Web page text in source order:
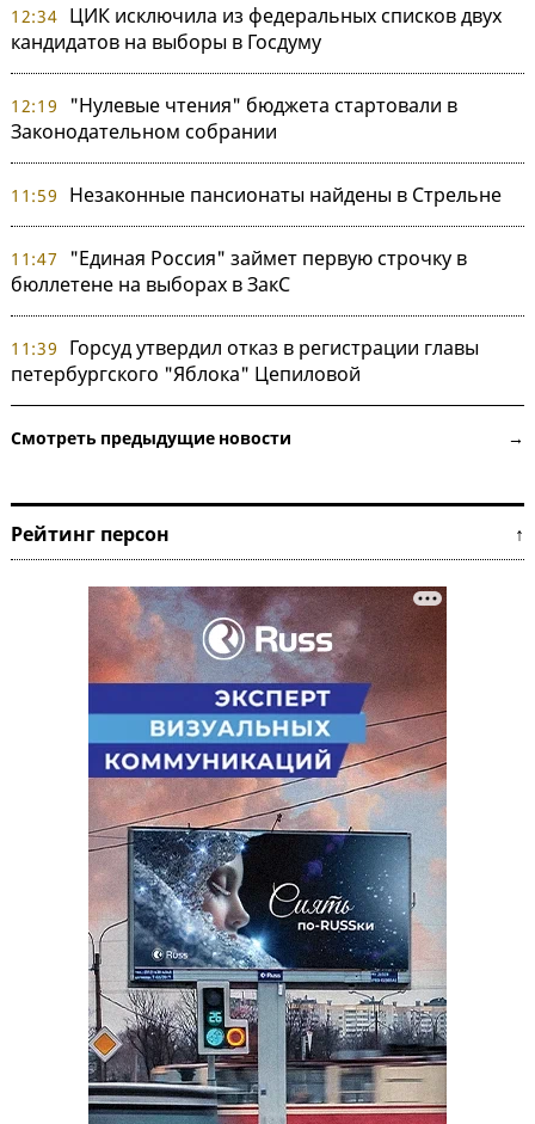
12:34 ЦИК исключила из федеральных списков двух
кандидатов на выборы в Госдуму
12:19
"Нулевые чтения" бюджета стартовали в
Законодательном собрании
11:59 Незаконные пансионаты найдены в Стрельне
11:47
"Единая Россия" займет первую строчку в
бюллетене на выборах в ЗакС
11:39
Горсуд утвердил отказ в регистрации главы
петербургского "Яблока" Цепиловой
Смотреть предыдущие новости →
Рейтинг персон ↑